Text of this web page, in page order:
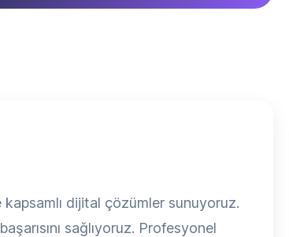
dijital çözümler sunuyoruz.
sağlıyoruz. Profesyonel